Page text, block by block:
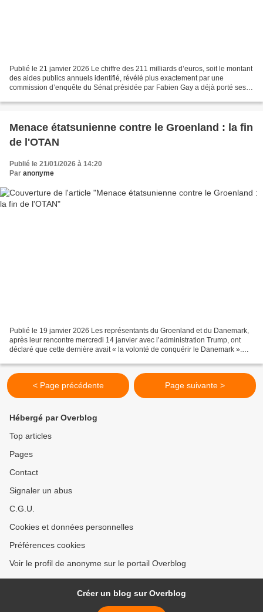
Publié le 21 janvier 2026 Le chiffre des 211 milliards d’euros, soit le montant
des aides publics annuels identifié, révélé plus exactement par une
commission d’enquête du Sénat présidée par Fabien Gay a déjà porté ses
Menace étatsunienne contre le Groenland : la fin
de l'OTAN
Publié le 21/01/2026 à 14:20
Par anonyme
Publié le 19 janvier 2026 Les représentants du Groenland et du Danemark,
après leur rencontre mercredi 14 janvier avec l’administration Trump, ont
déclaré que cette dernière avait « la volonté de conquérir le Danemark ».
< Page précédente Page suivante >
Hébergé par Overblog
Top articles
Pages
Contact
Signaler un abus
C.G.U.
Cookies et données personnelles
Préférences cookies
Voir le profil de anonyme sur le portail Overblog
Créer un blog sur Overblog